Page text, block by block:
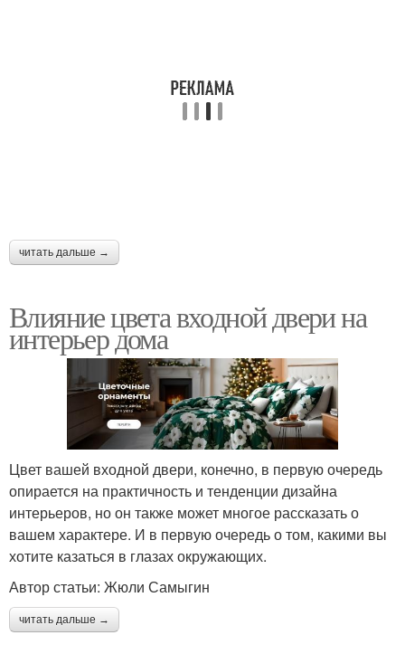
читать дальше →
Влияние цвета входной двери на
интерьер дома
Цвет вашей входной двери, конечно, в первую очередь
опирается на практичность и тенденции дизайна
интерьеров, но он также может многое рассказать о
вашем характере. И в первую очередь о том, какими вы
хотите казаться в глазах окружающих.
Автор статьи: Жюли Самыгин
читать дальше →